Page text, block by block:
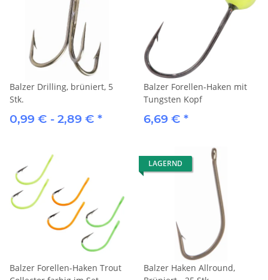
Balzer Drilling, brüniert, 5
Stk.
0,99 € - 2,89 € *
Balzer Forellen-Haken mit
Tungsten Kopf
6,69 € *
Balzer Forellen-Haken Trout
LAGERND
Balzer Haken Allround,